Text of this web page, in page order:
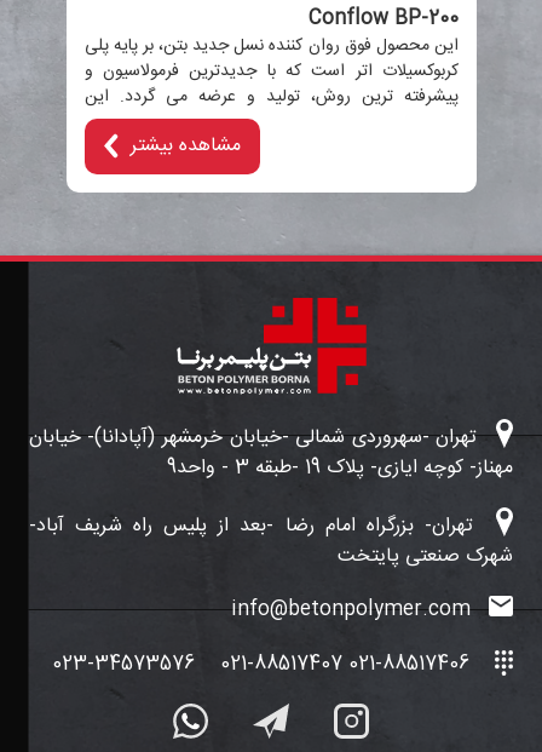
Conflow BP-200
این محصول فوق روان کننده نسل جدید بتن، بر پایه پلی
کربوکسیلات اتر است که با جدیدترین فرمولاسیون و
پیشرفته ترین روش، تولید و عرضه می گردد. این
مشاهده بیشتر
تهران -سهروردی شمالی -خیابان خرمشهر (آپادانا)- خیابان
مهناز- کوچه ایازی- پلاک 19 -طبقه 3 - واحد9
تهران- بزرگراه امام رضا -بعد از پلیس راه شریف آباد-
شهرک صنعتی پایتخت
info@betonpolymer.com
021-88517406 021-88517407
023-34573576